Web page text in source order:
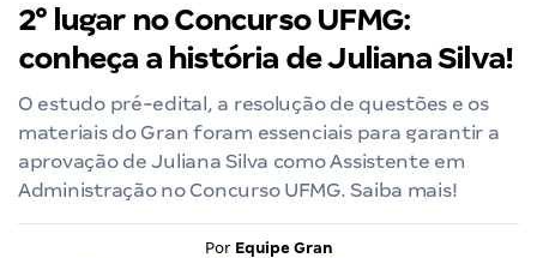
2° lugar no Concurso UFMG:
conheça a história de Juliana Silva!
O estudo pré-edital, a resolução de questões e os
materiais do Gran foram essenciais para garantir a
aprovação de Juliana Silva como Assistente em
Administração no Concurso UFMG. Saiba mais!
Por Equipe Gran